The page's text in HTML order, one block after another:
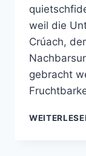
weil die
Crúach,
gebracht